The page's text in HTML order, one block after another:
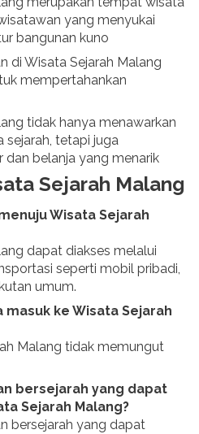
yang menyukai
bangunan kuno
di Wisata Sejarah Malang
mempertahankan
tidak hanya menawarkan
tetapi juga
dan belanja yang menarik
Sejarah Malang
Wisata Sejarah
dapat diakses melalui
seperti mobil pribadi,
umum.
masuk ke Wisata Sejarah
Malang tidak memungut
bersejarah yang dapat
Sejarah Malang?
bersejarah yang dapat